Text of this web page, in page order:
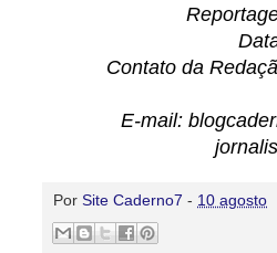
Contato da
E-mail:
Por Site Caderno7 - 10 agosto